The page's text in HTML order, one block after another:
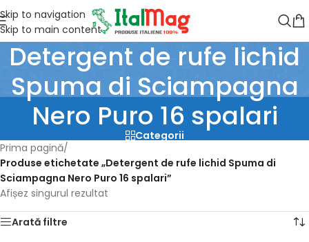
Skip to navigation
Skip to main content
Detergent de rufe lichid
Spuma di Sciampagna
Nero Puro 16 spalari
Categorii
Prima pagină/
Produse etichetate „Detergent de rufe lichid Spuma di
Sciampagna Nero Puro 16 spalari”
Afișez singurul rezultat
Arată filtre